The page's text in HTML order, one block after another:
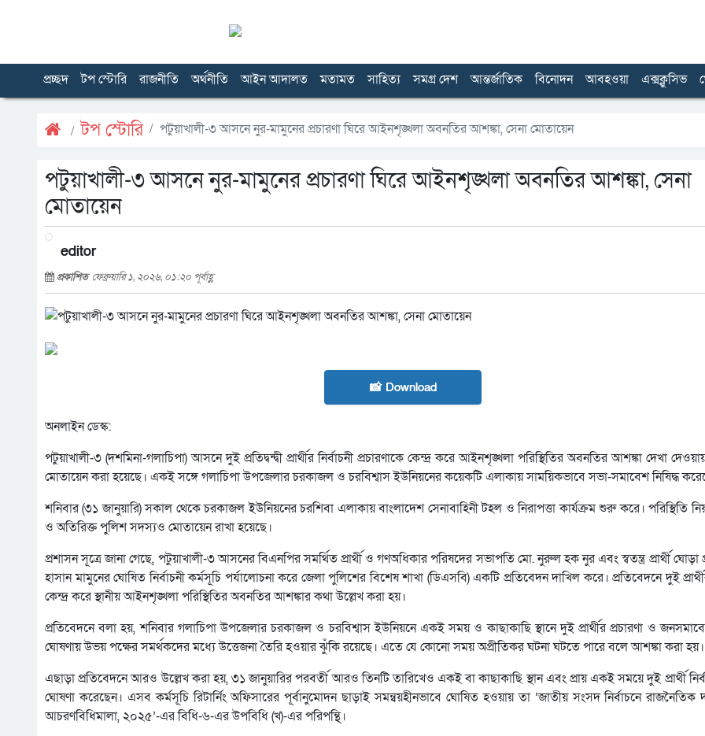
প্রচ্ছদ টপ স্টোরি রাজনীতি অর্থনীতি আইন আদালত মতামত সাহিত্য সমগ্র দেশ আন্তর্জাতিক বিনোদন আবহওয়া এক্সক্লুসিভ
টপ স্টোরি পটুয়াখালী-৩ আসনে নুর-মামুনের প্রচারণা ঘিরে আইনশৃঙ্খলা অবনতির আশঙ্কা, সেনা মোতায়েন
পটুয়াখালী-৩ আসনে নুর-মামুনের প্রচারণা ঘিরে আইনশৃঙ্খলা অবনতির আশঙ্কা, সেনা
মোতায়েন
editor
প্রকাশিত ফেব্রুয়ারি ১, ২০২৬, ০১:২০ পূর্বাহ্ণ
📸 Download
অনলাইন ডেস্ক:
পটুয়াখালী-৩ (দশমিনা-গলাচিপা) আসনে দুই প্রতিদ্বন্দ্বী প্রার্থীর নির্বাচনী প্রচারণাকে কেন্দ্র করে আইনশৃঙ্খলা পরিস্থিতির অবনতির আশঙ্কা দেখা
মোতায়েন করা হয়েছে। একই সঙ্গে গলাচিপা উপজেলার চরকাজল ও চরবিশ্বাস ইউনিয়নের কয়েকটি এলাকায় সাময়িকভাবে সভা-সমাবেশ নিষিদ্ধ
শনিবার (৩১ জানুয়ারি) সকাল থেকে চরকাজল ইউনিয়নের চরশিবা এলাকায় বাংলাদেশ সেনাবাহিনী টহল ও নিরাপত্তা কার্যক্রম শুরু করে। পরিস্থিতি
ও অতিরিক্ত পুলিশ সদস্যও মোতায়েন রাখা হয়েছে।
প্রশাসন সূত্রে জানা গেছে, পটুয়াখালী-৩ আসনের বিএনপির সমর্থিত প্রার্থী ও গণঅধিকার পরিষদের সভাপতি মো. নুরুল হক নুর এবং স্বতন্ত্র প্রার্থী ঘোড়া
হাসান মামুনের ঘোষিত নির্বাচনী কর্মসূচি পর্যালোচনা করে জেলা পুলিশের বিশেষ শাখা (ডিএসবি) একটি প্রতিবেদন দাখিল করে। প্রতিবেদনে দুই
কেন্দ্র করে স্থানীয় আইনশৃঙ্খলা পরিস্থিতির অবনতির আশঙ্কার কথা উল্লেখ করা হয়।
প্রতিবেদনে বলা হয়, শনিবার গলাচিপা উপজেলার চরকাজল ও চরবিশ্বাস ইউনিয়নে একই সময় ও কাছাকাছি স্থানে দুই প্রার্থীর প্রচারণা ও
ঘোষণায় উভয় পক্ষের সমর্থকদের মধ্যে উত্তেজনা তৈরি হওয়ার ঝুঁকি রয়েছে। এতে যে কোনো সময় অপ্রীতিকর ঘটনা ঘটতে পারে বলে আশঙ্কা করা হয়।
এছাড়া প্রতিবেদনে আরও উল্লেখ করা হয়, ৩১ জানুয়ারির পরবর্তী আরও তিনটি তারিখেও একই বা কাছাকাছি স্থান এবং প্রায় একই সময়ে দুই প্রার্থী
ঘোষণা করেছেন। এসব কর্মসূচি রিটার্নিং অফিসারের পূর্বানুমোদন ছাড়াই সমন্বয়হীনভাবে ঘোষিত হওয়ায় তা ‘জাতীয় সংসদ নির্বাচনে রাজনৈতিক
আচরণবিধিমালা, ২০২৫’-এর বিধি-৬-এর উপবিধি (খ)-এর পরিপন্থি।